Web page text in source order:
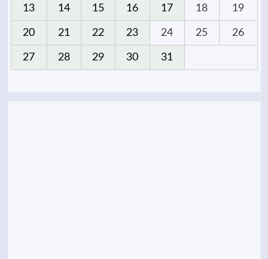
13 14 15 16 17 18 19
20 21 22 23 24 25 26
27 28 29 30 31